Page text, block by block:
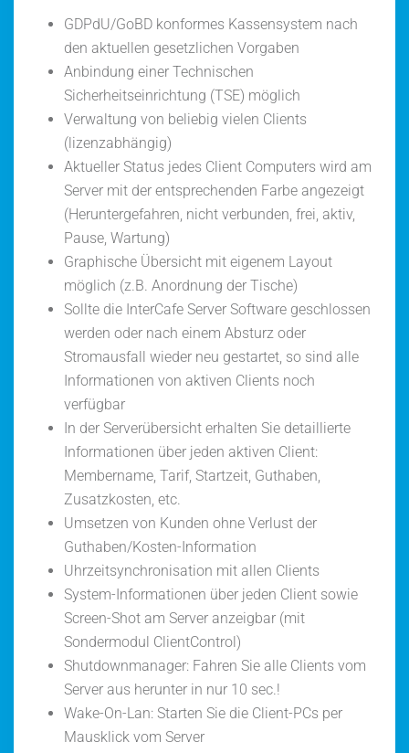
GDPdU/GoBD konformes Kassensystem nach
den aktuellen gesetzlichen Vorgaben
Anbindung einer Technischen
Sicherheitseinrichtung (TSE) möglich
Verwaltung von beliebig vielen Clients
(lizenzabhängig)
Aktueller Status jedes Client Computers wird am
Server mit der entsprechenden Farbe angezeigt
(Heruntergefahren, nicht verbunden, frei, aktiv,
Pause, Wartung)
Graphische Übersicht mit eigenem Layout
möglich (z.B. Anordnung der Tische)
Sollte die InterCafe Server Software geschlossen
werden oder nach einem Absturz oder
Stromausfall wieder neu gestartet, so sind alle
Informationen von aktiven Clients noch
verfügbar
In der Serverübersicht erhalten Sie detaillierte
Informationen über jeden aktiven Client:
Membername, Tarif, Startzeit, Guthaben,
Zusatzkosten, etc.
Umsetzen von Kunden ohne Verlust der
Guthaben/Kosten-Information
Uhrzeitsynchronisation mit allen Clients
System-Informationen über jeden Client sowie
Screen-Shot am Server anzeigbar (mit
Sondermodul ClientControl)
Shutdownmanager: Fahren Sie alle Clients vom
Server aus herunter in nur 10 sec.!
Wake-On-Lan: Starten Sie die Client-PCs per
Mausklick vom Server